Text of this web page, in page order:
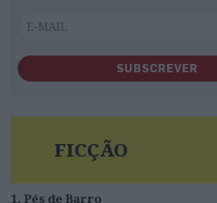
SUBSCREVER
FICÇÃO
1. Pés de Barro